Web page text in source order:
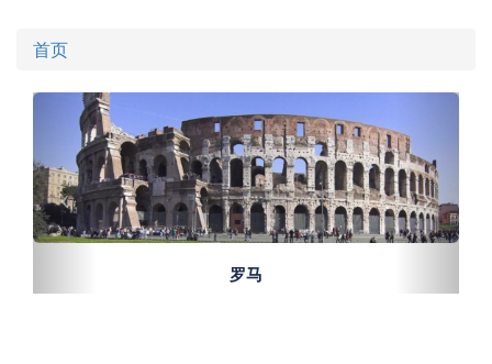
首页
Previous